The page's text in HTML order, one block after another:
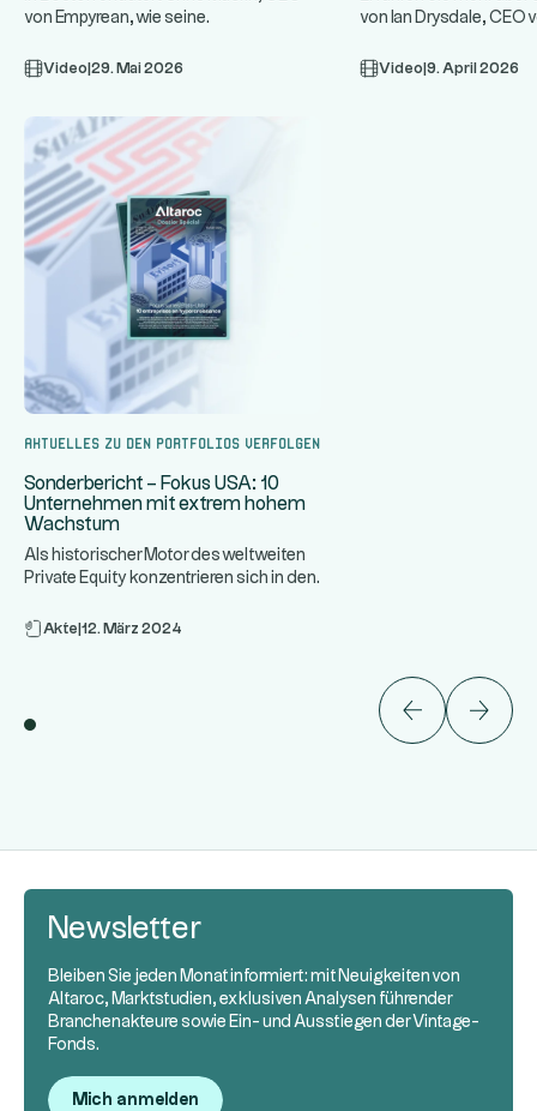
von Empyrean, wie seine
un...
Video 29. Mai 2026
von Ian Drysdale, CEO
Video 9. April 2026
Aktuelles zu den Portfolios verfolgen
Sonderbericht – Fokus USA: 10
Unternehmen mit extrem hohem
Wachstum
Als historischer Motor des weltweiten
Private Equity konzentrieren sich in den
Akte 12. März 2024
Newsletter
Bleiben Sie jeden Monat informiert: mit Neuigkeiten von
Altaroc, Marktstudien, exklusiven Analysen führender
Branchenakteure sowie Ein- und Ausstiegen der Vintage-
Fonds.
Mich anmelden